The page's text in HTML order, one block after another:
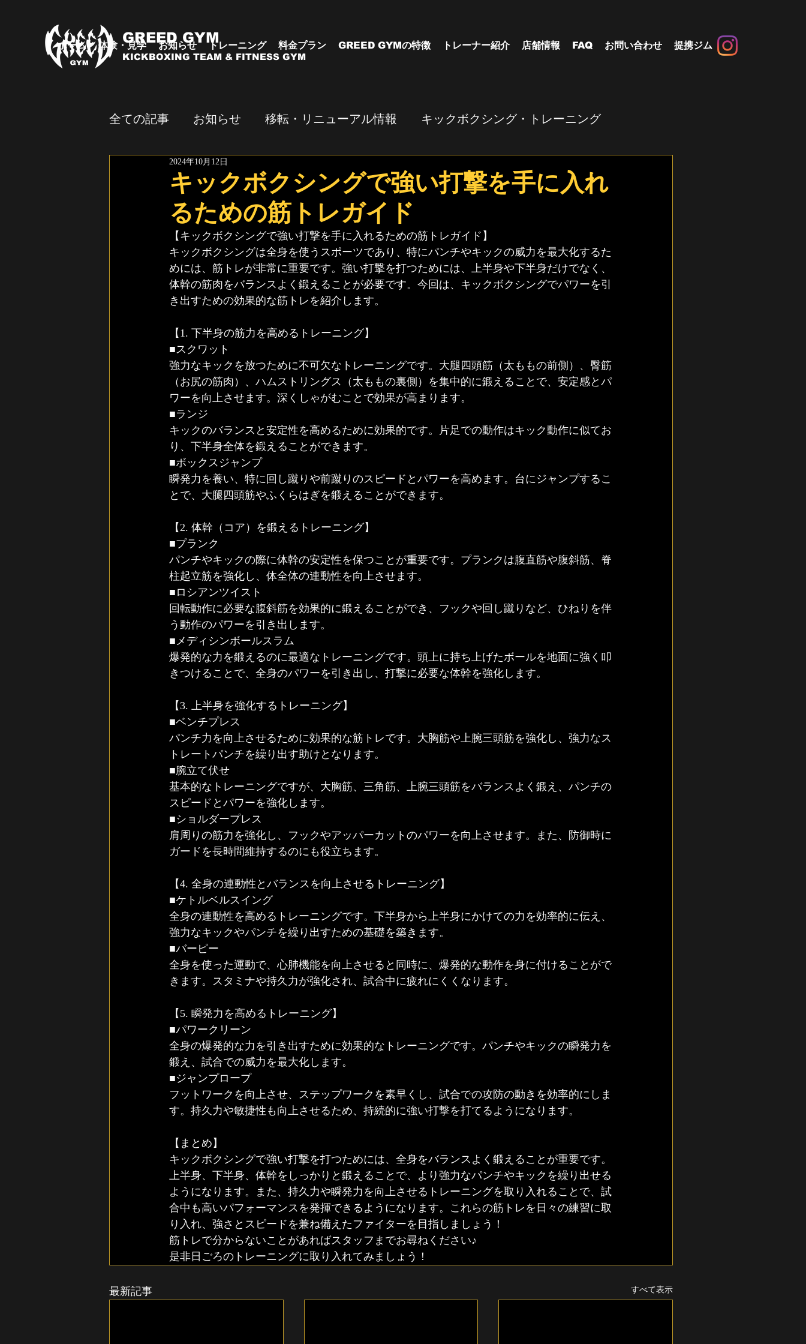
GREED GYM
KICKBOXING TEAM & FITNESS GYM
ホーム 体験・見学 お知らせ トレーニング 料金プラン GREED GYMの特徴 トレーナー紹介 店舗情報 FAQ お問い合わせ 提携ジム
全ての記事 お知らせ 移転・リニューアル情報 キックボクシング・トレーニング
試合・イベント
キックボクシングで強い打撃を手に入れ
るための筋トレガイド
2024年10月12日
【キックボクシングで強い打撃を手に入れるための筋トレガイド】
キックボクシングは全身を使うスポーツであり、特にパンチやキックの威力を最大化するた
めには、筋トレが非常に重要です。強い打撃を打つためには、上半身や下半身だけでなく、
体幹の筋肉をバランスよく鍛えることが必要です。今回は、キックボクシングでパワーを引
き出すための効果的な筋トレを紹介します。
【1. 下半身の筋力を高めるトレーニング】
■スクワット
強力なキックを放つために不可欠なトレーニングです。大腿四頭筋（太ももの前側）、臀筋
（お尻の筋肉）、ハムストリングス（太ももの裏側）を集中的に鍛えることで、安定感とパ
ワーを向上させます。深くしゃがむことで効果が高まります。
■ランジ
キックのバランスと安定性を高めるために効果的です。片足での動作はキック動作に似てお
り、下半身全体を鍛えることができます。
■ボックスジャンプ
瞬発力を養い、特に回し蹴りや前蹴りのスピードとパワーを高めます。台にジャンプするこ
とで、大腿四頭筋やふくらはぎを鍛えることができます。
【2. 体幹（コア）を鍛えるトレーニング】
■プランク
パンチやキックの際に体幹の安定性を保つことが重要です。プランクは腹直筋や腹斜筋、脊
柱起立筋を強化し、体全体の連動性を向上させます。
■ロシアンツイスト
回転動作に必要な腹斜筋を効果的に鍛えることができ、フックや回し蹴りなど、ひねりを伴
う動作のパワーを引き出します。
■メディシンボールスラム
爆発的な力を鍛えるのに最適なトレーニングです。頭上に持ち上げたボールを地面に強く叩
きつけることで、全身のパワーを引き出し、打撃に必要な体幹を強化します。
【3. 上半身を強化するトレーニング】
■ベンチプレス
パンチ力を向上させるために効果的な筋トレです。大胸筋や上腕三頭筋を強化し、強力なス
トレートパンチを繰り出す助けとなります。
■腕立て伏せ
基本的なトレーニングですが、大胸筋、三角筋、上腕三頭筋をバランスよく鍛え、パンチの
スピードとパワーを強化します。
■ショルダープレス
肩周りの筋力を強化し、フックやアッパーカットのパワーを向上させます。また、防御時に
ガードを長時間維持するのにも役立ちます。
【4. 全身の連動性とバランスを向上させるトレーニング】
■ケトルベルスイング
全身の連動性を高めるトレーニングです。下半身から上半身にかけての力を効率的に伝え、
強力なキックやパンチを繰り出すための基礎を築きます。
■バーピー
全身を使った運動で、心肺機能を向上させると同時に、爆発的な動作を身に付けることがで
きます。スタミナや持久力が強化され、試合中に疲れにくくなります。
【5. 瞬発力を高めるトレーニング】
■パワークリーン
全身の爆発的な力を引き出すために効果的なトレーニングです。パンチやキックの瞬発力を
鍛え、試合での威力を最大化します。
■ジャンプロープ
フットワークを向上させ、ステップワークを素早くし、試合での攻防の動きを効率的にしま
す。持久力や敏捷性も向上させるため、持続的に強い打撃を打てるようになります。
【まとめ】
キックボクシングで強い打撃を打つためには、全身をバランスよく鍛えることが重要です。
上半身、下半身、体幹をしっかりと鍛えることで、より強力なパンチやキックを繰り出せる
ようになります。また、持久力や瞬発力を向上させるトレーニングを取り入れることで、試
合中も高いパフォーマンスを発揮できるようになります。これらの筋トレを日々の練習に取
り入れ、強さとスピードを兼ね備えたファイターを目指しましょう！
筋トレで分からないことがあればスタッフまでお尋ねください♪
是非日ごろのトレーニングに取り入れてみましょう！
最新記事 すべて表示